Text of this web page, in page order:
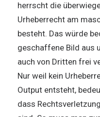
herrscht die
Urheberrecht am
besteht. Das würde
geschaffene Bild aus
auch von Dritten frei
Nur weil kein
Output entsteht,
dass